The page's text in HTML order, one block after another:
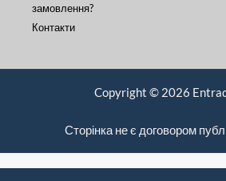
замовлення?
Контакти
Copyright © 2026
Сторінка не є договором